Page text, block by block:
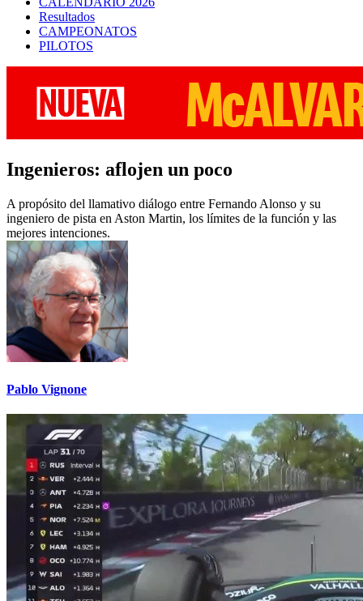
Resultados
CAMPEONATOS
PILOTOS
Ingenieros: aflojen un poco
A propósito del llamativo diálogo entre Fernando Alonso y su
ingeniero de pista en Aston Martin, los límites de la función y las
mejores intenciones.
Pablo Vignone